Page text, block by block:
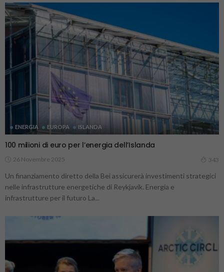
ENERGIA EUROPA ISLANDA
100 milioni di euro per l’energia dell’Islanda
26 Novembre 2025 343
Un finanziamento diretto della Bei assicurerà investimenti strategici
nelle infrastrutture energetiche di Reykjavík. Energia e
infrastrutture per il futuro La...